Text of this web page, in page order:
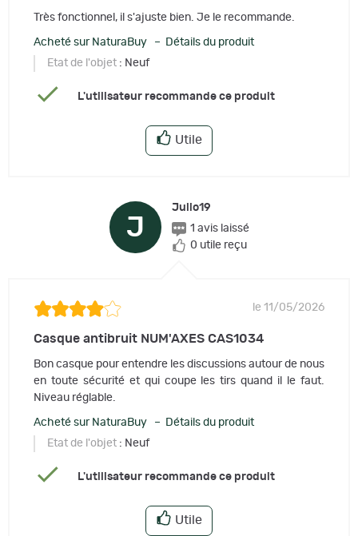
Très fonctionnel, il s'ajuste bien. Je le recommande.
Acheté sur NaturaBuy – Détails du produit
Etat de l'objet : Neuf
L'utilisateur recommande ce produit
Utile
J
Julio19
1 avis laissé
0 utile reçu
le 11/05/2026
Casque antibruit NUM'AXES CAS1034
Bon casque pour entendre les discussions autour de nous
en toute sécurité et qui coupe les tirs quand il le faut.
Niveau réglable.
Acheté sur NaturaBuy – Détails du produit
Etat de l'objet : Neuf
L'utilisateur recommande ce produit
Utile